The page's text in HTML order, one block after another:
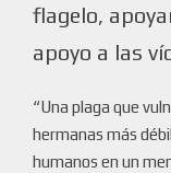
flagelo,
apoyo a las
“Una plaga que
hermanas más
humanos en un